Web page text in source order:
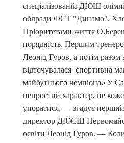
спеціалізованій ДЮШ
облради ФСТ "Динамо".
Пріоритетами життя
порядність. Першим
Леонід Гуров, а потім
відточувалася спортивна
майбутнього чемпіона.«У
непростий характер, не
упоратися, — згадує
директор ДЮСШ
освіти Леонід Гуров. —